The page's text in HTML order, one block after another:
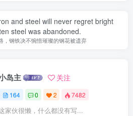
and steel will never regret bright
steel was abandoned.
，钢铁决不惋惜璀璨的钢花被遗弃
岛主 关注
164 0 2 7482
家伙很懒，什么都没有写...